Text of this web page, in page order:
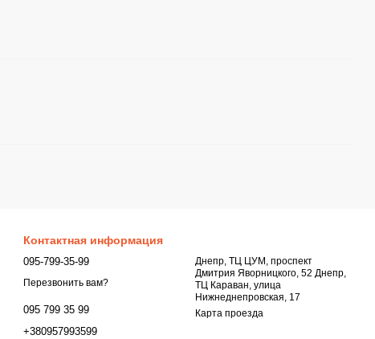
Контактная информация
095-799-35-99
Перезвонить вам?
095 799 35 99
+380957993599
Днепр, ТЦ ЦУМ, проспект
Дмитрия Яворницкого, 52 Днепр,
ТЦ Караван, улица
Нижнеднепровская, 17
Карта проезда